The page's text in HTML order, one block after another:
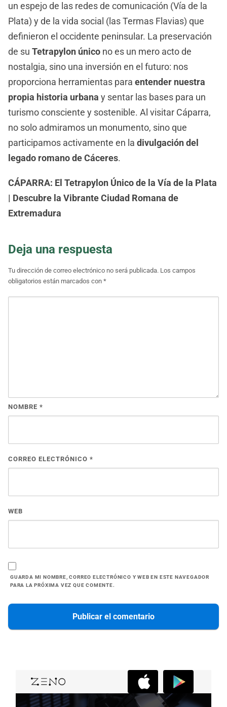
un espejo de las redes de comunicación (Vía de la
Plata) y de la vida social (las Termas Flavias) que
definieron el occidente peninsular. La preservación
de su Tetrapylon único no es un mero acto de
nostalgia, sino una inversión en el futuro: nos
proporciona herramientas para entender nuestra
propia historia urbana y sentar las bases para un
turismo consciente y sostenible. Al visitar Cáparra,
no solo admiramos un monumento, sino que
participamos activamente en la divulgación del
legado romano de Cáceres.
CÁPARRA: El Tetrapylon Único de la Vía de la Plata
| Descubre la Vibrante Ciudad Romana de
Extremadura
Deja una respuesta
Tu dirección de correo electrónico no será publicada. Los campos
obligatorios están marcados con *
NOMBRE *
CORREO ELECTRÓNICO *
WEB
GUARDA MI NOMBRE, CORREO ELECTRÓNICO Y WEB EN ESTE NAVEGADOR
PARA LA PRÓXIMA VEZ QUE COMENTE.